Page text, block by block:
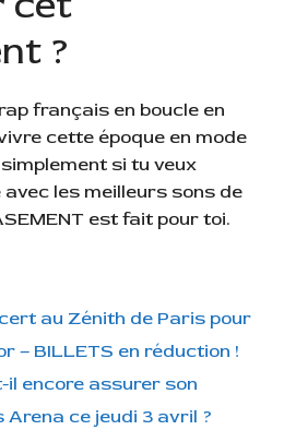
?
français en boucle en
cette époque en mode
si tu veux
les meilleurs sons de
est fait pour toi.
au Zénith de Paris pour
– BILLETS en réduction !
il encore assurer son
Arena ce jeudi 3 avril ?